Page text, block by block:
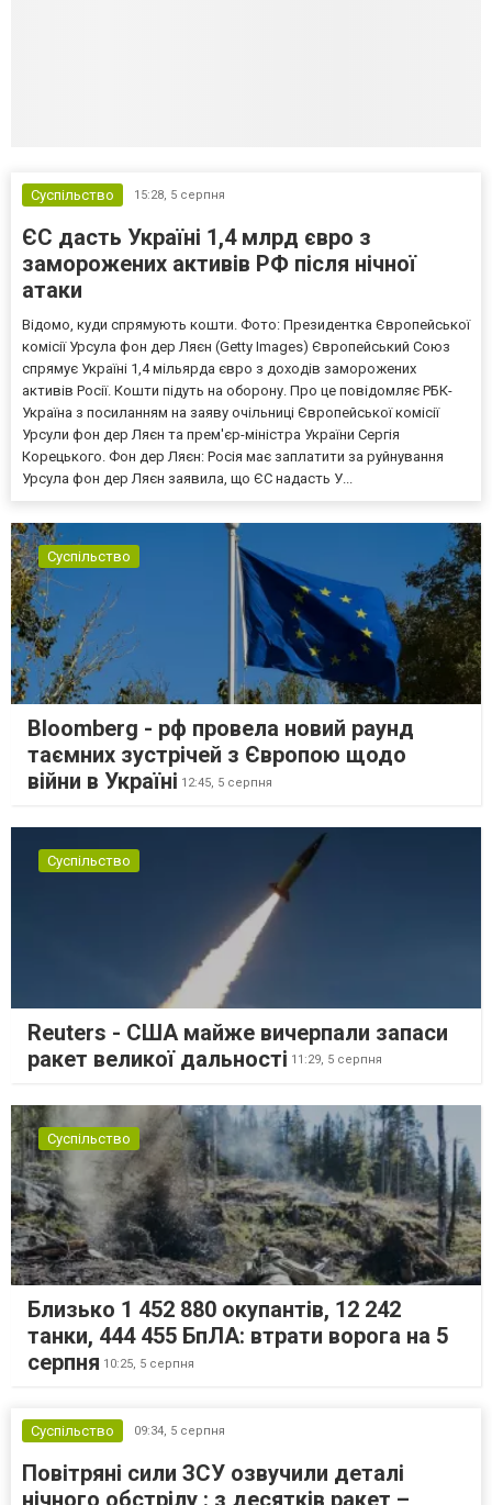
Суспільство 15:28, 5 серпня
ЄС дасть Україні 1,4 млрд євро з
заморожених активів РФ після нічної
атаки
Відомо, куди спрямують кошти. Фото: Президентка Європейської
комісії Урсула фон дер Ляєн (Getty Images) Європейський Союз
спрямує Україні 1,4 мільярда євро з доходів заморожених
активів Росії. Кошти підуть на оборону. Про це повідомляє РБК-
Україна з посиланням на заяву очільниці Європейської комісії
Урсули фон дер Ляєн та прем'єр-міністра України Сергія
Корецького. Фон дер Ляєн: Росія має заплатити за руйнування
Урсула фон дер Ляєн заявила, що ЄС надасть У...
Суспільство
Bloomberg - рф провела новий раунд
таємних зустрічей з Європою щодо
війни в Україні 12:45, 5 серпня
Суспільство
Reuters - США майже вичерпали запаси
ракет великої дальності 11:29, 5 серпня
Суспільство
Близько 1 452 880 окупантів, 12 242
танки, 444 455 БпЛА: втрати ворога на 5
серпня 10:25, 5 серпня
Суспільство 09:34, 5 серпня
Повітряні сили ЗСУ озвучили деталі
нічного обстрілу : з десятків ракет –